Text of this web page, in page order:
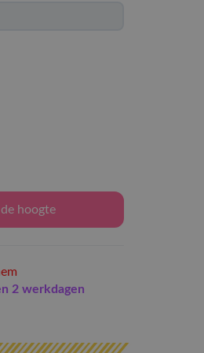
hoogte
2 werkdagen